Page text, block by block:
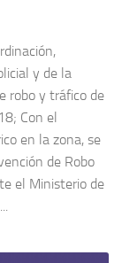
y de la
robo y tráfico de
Con el
en la zona, se
de Robo
el Ministerio de